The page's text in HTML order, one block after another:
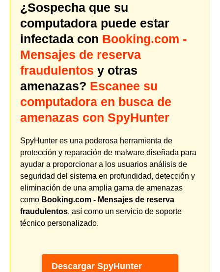
¿Sospecha que su
computadora puede estar
infectada con Booking.com -
Mensajes de reserva
fraudulentos y otras
amenazas? Escanee su
computadora en busca de
amenazas con SpyHunter
SpyHunter es una poderosa herramienta de
protección y reparación de malware diseñada para
ayudar a proporcionar a los usuarios análisis de
seguridad del sistema en profundidad, detección y
eliminación de una amplia gama de amenazas
como Booking.com - Mensajes de reserva
fraudulentos, así como un servicio de soporte
técnico personalizado.
Descargar SpyHunter